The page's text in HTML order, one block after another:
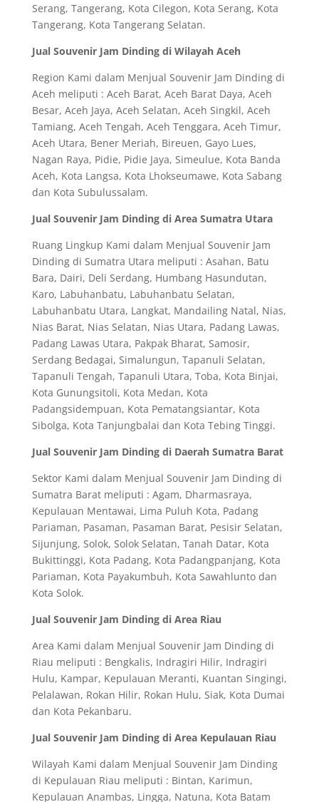
Serang, Tangerang, Kota Cilegon, Kota Serang, Kota
Tangerang, Kota Tangerang Selatan.
Jual Souvenir Jam Dinding di Wilayah Aceh
Region Kami dalam Menjual Souvenir Jam Dinding di
Aceh meliputi : Aceh Barat, Aceh Barat Daya, Aceh
Besar, Aceh Jaya, Aceh Selatan, Aceh Singkil, Aceh
Tamiang, Aceh Tengah, Aceh Tenggara, Aceh Timur,
Aceh Utara, Bener Meriah, Bireuen, Gayo Lues,
Nagan Raya, Pidie, Pidie Jaya, Simeulue, Kota Banda
Aceh, Kota Langsa, Kota Lhokseumawe, Kota Sabang
dan Kota Subulussalam.
Jual Souvenir Jam Dinding di Area Sumatra Utara
Ruang Lingkup Kami dalam Menjual Souvenir Jam
Dinding di Sumatra Utara meliputi : Asahan, Batu
Bara, Dairi, Deli Serdang, Humbang Hasundutan,
Karo, Labuhanbatu, Labuhanbatu Selatan,
Labuhanbatu Utara, Langkat, Mandailing Natal, Nias,
Nias Barat, Nias Selatan, Nias Utara, Padang Lawas,
Padang Lawas Utara, Pakpak Bharat, Samosir,
Serdang Bedagai, Simalungun, Tapanuli Selatan,
Tapanuli Tengah, Tapanuli Utara, Toba, Kota Binjai,
Kota Gunungsitoli, Kota Medan, Kota
Padangsidempuan, Kota Pematangsiantar, Kota
Sibolga, Kota Tanjungbalai dan Kota Tebing Tinggi.
Jual Souvenir Jam Dinding di Daerah Sumatra Barat
Sektor Kami dalam Menjual Souvenir Jam Dinding di
Sumatra Barat meliputi : Agam, Dharmasraya,
Kepulauan Mentawai, Lima Puluh Kota, Padang
Pariaman, Pasaman, Pasaman Barat, Pesisir Selatan,
Sijunjung, Solok, Solok Selatan, Tanah Datar, Kota
Bukittinggi, Kota Padang, Kota Padangpanjang, Kota
Pariaman, Kota Payakumbuh, Kota Sawahlunto dan
Kota Solok.
Jual Souvenir Jam Dinding di Area Riau
Area Kami dalam Menjual Souvenir Jam Dinding di
Riau meliputi : Bengkalis, Indragiri Hilir, Indragiri
Hulu, Kampar, Kepulauan Meranti, Kuantan Singingi,
Pelalawan, Rokan Hilir, Rokan Hulu, Siak, Kota Dumai
dan Kota Pekanbaru.
Jual Souvenir Jam Dinding di Area Kepulauan Riau
Wilayah Kami dalam Menjual Souvenir Jam Dinding
di Kepulauan Riau meliputi : Bintan, Karimun,
Kepulauan Anambas, Lingga, Natuna, Kota Batam